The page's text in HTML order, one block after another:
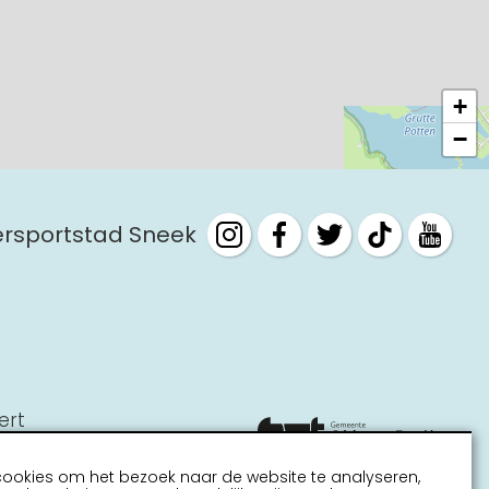
+
−
Sneek
om het bezoek naar de website te analyseren,